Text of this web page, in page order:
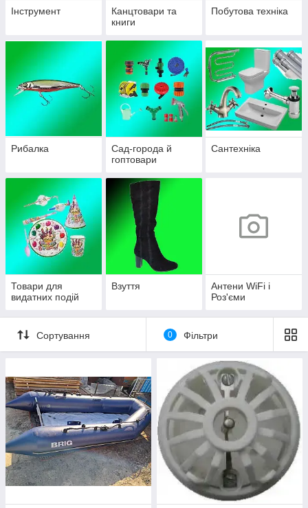
Інструмент
Канцтовари та
книги
Побутова техніка
Рибалка
Сад-города й
гоптовари
Сантехніка
Товари для
видатних подій
Взуття
Антени WiFi і
Роз'єми
Сортування 0 Фільтри